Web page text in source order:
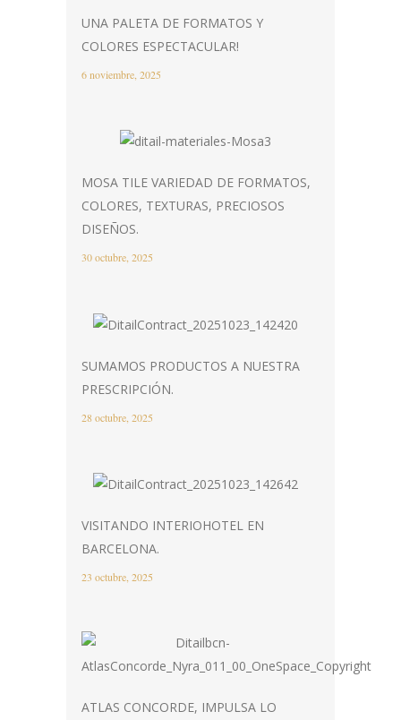
UNA PALETA DE FORMATOS Y
COLORES ESPECTACULAR!
6 noviembre, 2025
MOSA TILE VARIEDAD DE FORMATOS,
COLORES, TEXTURAS, PRECIOSOS
DISEÑOS.
30 octubre, 2025
SUMAMOS PRODUCTOS A NUESTRA
PRESCRIPCIÓN.
28 octubre, 2025
VISITANDO INTERIOHOTEL EN
BARCELONA.
23 octubre, 2025
ATLAS CONCORDE, IMPULSA LO